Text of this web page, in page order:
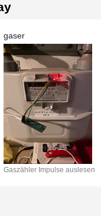
gaser
Gaszähler Impulse auslesen